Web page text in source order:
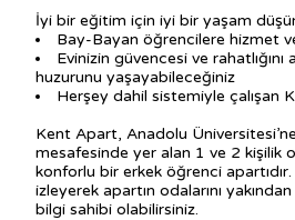
İyi bir eğitim için iyi bir yaşam
Bay-Bayan öğrencilere hizmet
Evinizin güvencesi ve rahatlığını
huzurunu yaşayabileceğiniz
Herşey dahil sistemiyle çalışan
Kent Apart, Anadolu
mesafesinde yer alan 1 ve 2 kişilik
konforlu bir erkek öğrenci apartıdır.
izleyerek apartın odalarını
bilgi sahibi olabilirsiniz.